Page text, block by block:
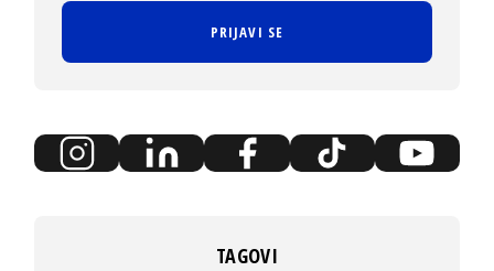
PRIJAVI SE
TAGOVI